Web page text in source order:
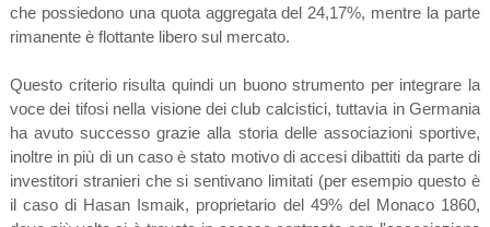
che possiedono una quota aggregata del 24,17%, mentre la parte
rimanente è flottante libero sul mercato.
Questo criterio risulta quindi un buono strumento per integrare la
voce dei tifosi nella visione dei club calcistici, tuttavia in Germania
ha avuto successo grazie alla storia delle associazioni sportive,
inoltre in più di un caso è stato motivo di accesi dibattiti da parte di
investitori stranieri che si sentivano limitati (per esempio questo è
il caso di Hasan Ismaik, proprietario del 49% del Monaco 1860,